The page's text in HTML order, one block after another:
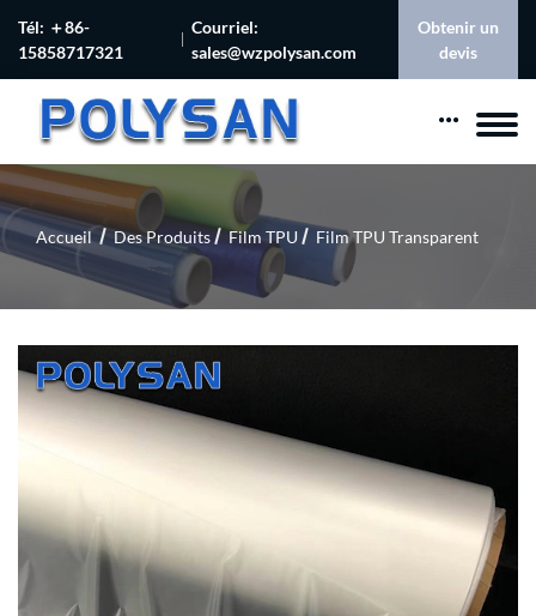
Tél: ＋86-
15858717321
Courriel:
sales@wzpolysan.com
Obtenir un
devis
Accueil Des Produits Film TPU Film TPU Transparent